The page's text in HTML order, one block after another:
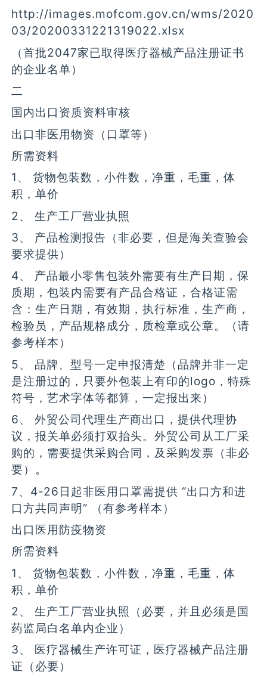
http://images.mofcom.gov.cn/wms/2020
03/20200331221319022.xlsx
（首批2047家已取得医疗器械产品注册证书
的企业名单）
二
国内出口资质资料审核
出口非医用物资（口罩等）
所需资料
1、 货物包装数，小件数，净重，毛重，体
积，单价
2、 生产工厂营业执照
3、 产品检测报告（非必要，但是海关查验会
要求提供）
4、 产品最小零售包装外需要有生产日期，保
质期，包装内需要有产品合格证，合格证需
含：生产日期，有效期，执行标准，生产商，
检验员，产品规格成分，质检章或公章。（请
参考样本）
5、 品牌、型号一定申报清楚（品牌并非一定
是注册过的，只要外包装上有印的logo，特殊
符号，艺术字体等都算，一定报出来）
6、 外贸公司代理生产商出口，提供代理协
议，报关单必须打双抬头。外贸公司从工厂采
购的，需要提供采购合同，及采购发票（非必
要）。
7、4-26日起非医用口罩需提供 “出口方和进
口方共同声明” （有参考样本）
出口医用防疫物资
所需资料
1、 货物包装数，小件数，净重，毛重，体
积，单价
2、 生产工厂营业执照（必要，并且必须是国
药监局白名单内企业）
3、 医疗器械生产许可证，医疗器械产品注册
证（必要）